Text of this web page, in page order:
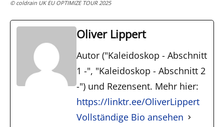
© coldrain UK EU OPTIMIZE TOUR 2025
Oliver Lippert
Autor ("Kaleidoskop - Abschnitt
1 -", "Kaleidoskop - Abschnitt 2
-") und Rezensent. Mehr hier:
https://linktr.ee/OliverLippert
Vollständige Bio ansehen